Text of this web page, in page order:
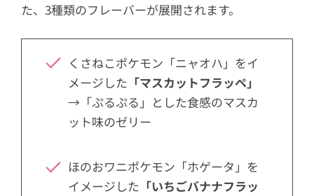
た、3種類のフレーバーが展開されます。
くさねこポケモン「ニャオハ」をイ
メージした 「マスカットフラッペ」
→「ぷるぷる」とした食感のマスカ
ット味のゼリー
ほのおワニポケモン「ホゲータ」を
イメージした 「いちごバナナフラッ